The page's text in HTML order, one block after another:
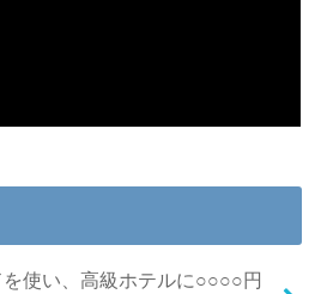
使い、高級ホテルに○○○○円